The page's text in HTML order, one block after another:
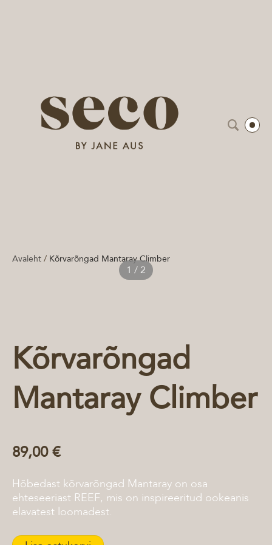
Avaleht / Kõrvarõngad Mantaray Climber
1 / 2
Kõrvarõngad
Mantaray Climber
89,00 €
Hõbedast kõrvarõngad Mantaray on osa
ehteseeriast REEF, mis on inspireeritud ookeanis
elavatest loomadest.